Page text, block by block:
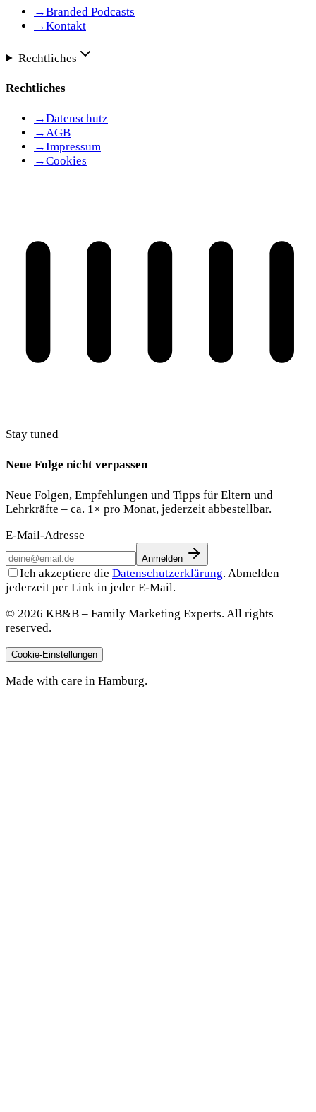
→Branded Podcasts
→Kontakt
Rechtliches
Rechtliches
→Datenschutz
→AGB
→Impressum
→Cookies
Stay tuned
Neue Folge nicht verpassen
Neue Folgen, Empfehlungen und Tipps für Eltern und
Lehrkräfte – ca. 1× pro Monat, jederzeit abbestellbar.
E-Mail-Adresse
Anmelden
Ich akzeptiere die Datenschutzerklärung. Abmelden
jederzeit per Link in jeder E-Mail.
© 2026 KB&B – Family Marketing Experts. All rights
reserved.
Cookie-Einstellungen
Made with care in Hamburg.